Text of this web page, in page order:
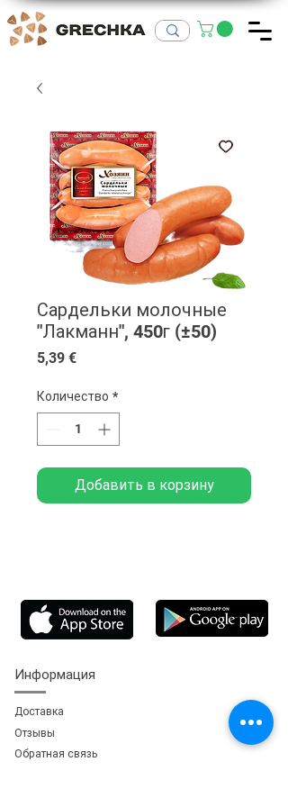
Сардельки молочные
"Лакманн", 450г (±50)
5,39 €Цена
Количество *
Добавить в корзину
Информация
Доставка
Отзывы
Обратная связь